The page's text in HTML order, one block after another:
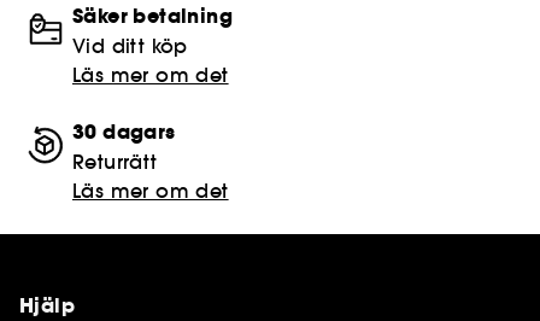
Säker betalning
Vid ditt köp
Läs mer om det
30 dagars
Returrätt
Läs mer om det
Hjälp